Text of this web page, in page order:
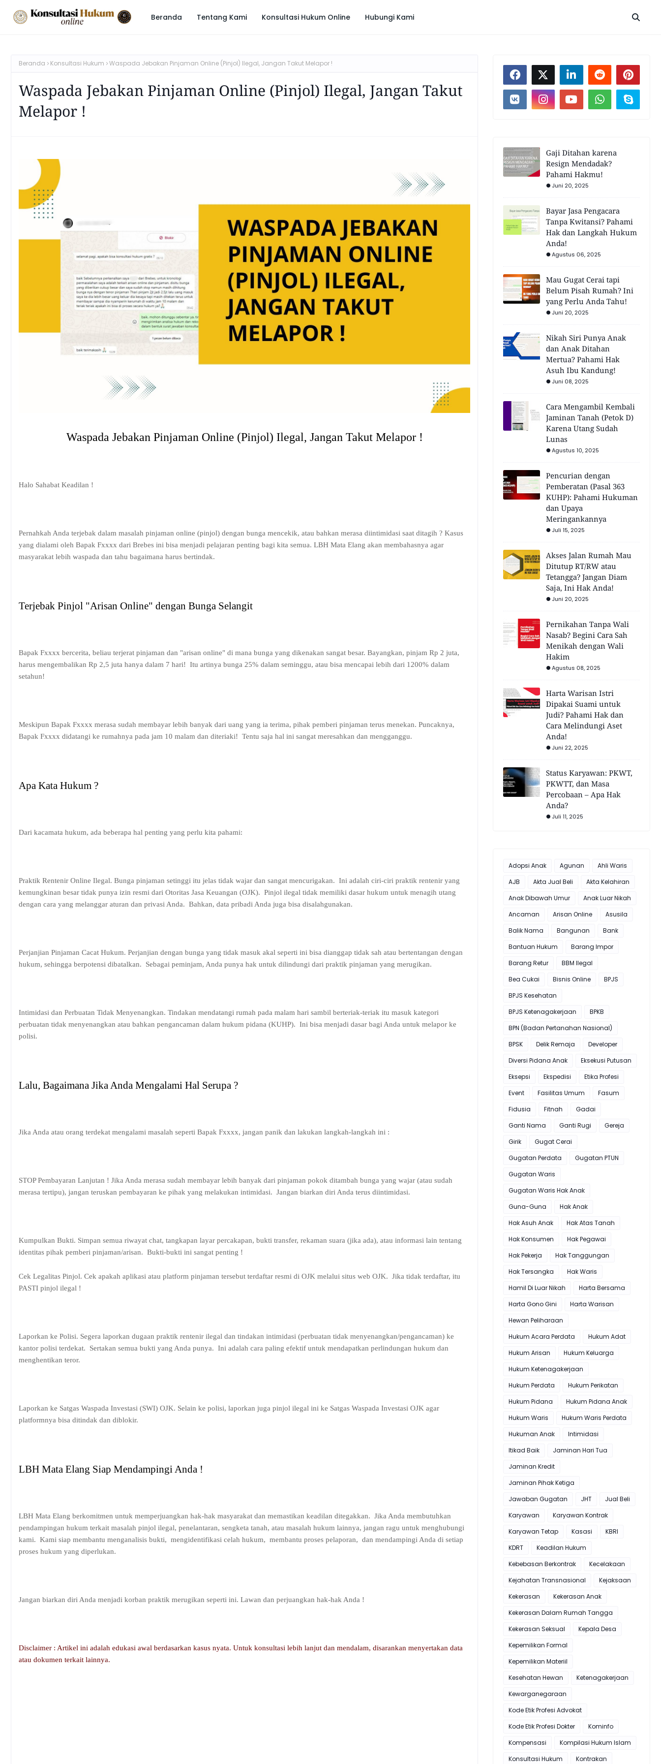
Beranda Tentang Kami Konsultasi Hukum Online Hubungi Kami
Beranda Konsultasi Hukum Waspada Jebakan Pinjaman Online (Pinjol) Ilegal, Jangan Takut Melapor !
Waspada Jebakan Pinjaman Online (Pinjol) Ilegal, Jangan Takut
Melapor !
Waspada Jebakan Pinjaman Online (Pinjol) Ilegal, Jangan Takut Melapor !
Halo Sahabat Keadilan !
Pernahkah Anda terjebak dalam masalah pinjaman online (pinjol) dengan bunga mencekik, atau bahkan merasa diintimidasi saat ditagih ? Kasus
yang dialami oleh Bapak Fxxxx dari Brebes ini bisa menjadi pelajaran penting bagi kita semua. LBH Mata Elang akan membahasnya agar
masyarakat lebih waspada dan tahu bagaimana harus bertindak.
Terjebak Pinjol "Arisan Online" dengan Bunga Selangit
Bapak Fxxxx bercerita, beliau terjerat pinjaman dan "arisan online" di mana bunga yang dikenakan sangat besar. Bayangkan, pinjam Rp 2 juta,
harus mengembalikan Rp 2,5 juta hanya dalam 7 hari! Itu artinya bunga 25% dalam seminggu, atau bisa mencapai lebih dari 1200% dalam
setahun!
Meskipun Bapak Fxxxx merasa sudah membayar lebih banyak dari uang yang ia terima, pihak pemberi pinjaman terus menekan. Puncaknya,
Bapak Fxxxx didatangi ke rumahnya pada jam 10 malam dan diteriaki! Tentu saja hal ini sangat meresahkan dan mengganggu.
Apa Kata Hukum ?
Dari kacamata hukum, ada beberapa hal penting yang perlu kita pahami:
Praktik Rentenir Online Ilegal. Bunga pinjaman setinggi itu jelas tidak wajar dan sangat mencurigakan. Ini adalah ciri-ciri praktik rentenir yang
kemungkinan besar tidak punya izin resmi dari Otoritas Jasa Keuangan (OJK). Pinjol ilegal tidak memiliki dasar hukum untuk menagih utang
dengan cara yang melanggar aturan dan privasi Anda. Bahkan, data pribadi Anda juga bisa disalahgunakan.
Perjanjian Pinjaman Cacat Hukum. Perjanjian dengan bunga yang tidak masuk akal seperti ini bisa dianggap tidak sah atau bertentangan dengan
hukum, sehingga berpotensi dibatalkan.
Sebagai peminjam, Anda punya hak untuk dilindungi dari praktik pinjaman yang merugikan.
Intimidasi dan Perbuatan Tidak Menyenangkan. Tindakan mendatangi rumah pada malam hari sambil berteriak-teriak itu masuk kategori
perbuatan tidak menyenangkan atau bahkan pengancaman dalam hukum pidana (KUHP). Ini bisa menjadi dasar bagi Anda untuk melapor ke
polisi.
Lalu, Bagaimana Jika Anda Mengalami Hal Serupa ?
Jika Anda atau orang terdekat mengalami masalah seperti Bapak Fxxxx, jangan panik dan lakukan langkah-langkah ini :
STOP Pembayaran Lanjutan ! Jika Anda merasa sudah membayar lebih banyak dari pinjaman pokok ditambah bunga yang wajar (atau sudah
merasa tertipu), jangan teruskan pembayaran ke pihak yang melakukan intimidasi. Jangan biarkan diri Anda terus diintimidasi.
Kumpulkan Bukti. Simpan semua riwayat chat, tangkapan layar percakapan, bukti transfer, rekaman suara (jika ada), atau informasi lain tentang
identitas pihak pemberi pinjaman/arisan. Bukti-bukti ini sangat penting !
Cek Legalitas Pinjol. Cek apakah aplikasi atau platform pinjaman tersebut terdaftar resmi di OJK melalui situs web OJK. Jika tidak terdaftar, itu
PASTI pinjol ilegal !
Laporkan ke Polisi. Segera laporkan dugaan praktik rentenir ilegal dan tindakan intimidasi (perbuatan tidak menyenangkan/pengancaman) ke
kantor polisi terdekat.
Sertakan semua bukti yang Anda punya. Ini adalah cara paling efektif untuk mendapatkan perlindungan hukum dan
menghentikan teror.
Laporkan ke Satgas Waspada Investasi (SWI) OJK. Selain ke polisi, laporkan juga pinjol ilegal ini ke Satgas Waspada Investasi OJK agar
platformnya bisa ditindak dan diblokir.
LBH Mata Elang Siap Mendampingi Anda !
LBH Mata Elang berkomitmen untuk memperjuangkan hak-hak masyarakat dan memastikan keadilan ditegakkan. Jika Anda membutuhkan
pendampingan hukum terkait masalah pinjol ilegal, penelantaran, sengketa tanah, atau masalah hukum lainnya, jangan ragu untuk menghubungi
kami. Kami siap membantu menganalisis bukti, mengidentifikasi celah hukum, membantu proses pelaporan, dan mendampingi Anda di setiap
proses hukum yang diperlukan.
Jangan biarkan diri Anda menjadi korban praktik merugikan seperti ini. Lawan dan perjuangkan hak-hak Anda !
Disclaimer : Artikel ini adalah edukasi awal berdasarkan kasus nyata. Untuk konsultasi lebih lanjut dan mendalam, disarankan menyertakan data
atau dokumen terkait lainnya.
Gaji Ditahan karena
Resign Mendadak?
Pahami Hakmu!
Juni 20, 2025
Bayar Jasa Pengacara
Tanpa Kwitansi? Pahami
Hak dan Langkah Hukum
Anda!
Agustus 06, 2025
Mau Gugat Cerai tapi
Belum Pisah Rumah? Ini
yang Perlu Anda Tahu!
Juni 20, 2025
Nikah Siri Punya Anak
dan Anak Ditahan
Mertua? Pahami Hak
Asuh Ibu Kandung!
Juni 08, 2025
Cara Mengambil Kembali
Jaminan Tanah (Petok D)
Karena Utang Sudah
Lunas
Agustus 10, 2025
Pencurian dengan
Pemberatan (Pasal 363
KUHP): Pahami Hukuman
dan Upaya
Meringankannya
Juli 15, 2025
Akses Jalan Rumah Mau
Ditutup RT/RW atau
Tetangga? Jangan Diam
Saja, Ini Hak Anda!
Juni 20, 2025
Pernikahan Tanpa Wali
Nasab? Begini Cara Sah
Menikah dengan Wali
Hakim
Agustus 08, 2025
Harta Warisan Istri
Dipakai Suami untuk
Judi? Pahami Hak dan
Cara Melindungi Aset
Anda!
Juni 22, 2025
Status Karyawan: PKWT,
PKWTT, dan Masa
Percobaan – Apa Hak
Anda?
Juli 11, 2025
Adopsi Anak Agunan
Ahli Waris
AJB
Akta Jual Beli
Akta Kelahiran
Anak Dibawah Umur
Anak Luar Nikah
Ancaman
Arisan Online
Asusila
Balik Nama
Bangunan
Bank
Bantuan Hukum
Barang Impor
Barang Retur
BBM Ilegal
Bea Cukai
Bisnis Online
BPJS
BPJS Kesehatan
BPJS Ketenagakerjaan
BPKB
BPN (Badan Pertanahan Nasional)
BPSK
Delik Remaja
Developer
Diversi Pidana Anak
Eksekusi Putusan
Eksepsi
Ekspedisi
Etika Profesi
Event
Fasilitas Umum
Fasum
Fidusia
Fitnah
Gadai
Ganti Nama
Ganti Rugi
Gereja
Girik
Gugat Cerai
Gugatan Perdata
Gugatan PTUN
Gugatan Waris
Gugatan Waris Hak Anak
Guna-Guna
Hak Anak
Hak Asuh Anak
Hak Atas Tanah
Hak Konsumen
Hak Pegawai
Hak Pekerja
Hak Tanggungan
Hak Tersangka
Hak Waris
Hamil Di Luar Nikah
Harta Bersama
Harta Gono Gini
Harta Warisan
Hewan Peliharaan
Hukum Acara Perdata
Hukum Adat
Hukum Arisan
Hukum Keluarga
Hukum Ketenagakerjaan
Hukum Perdata
Hukum Perikatan
Hukum Pidana
Hukum Pidana Anak
Hukum Waris
Hukum Waris Perdata
Hukuman Anak
Intimidasi
Itikad Baik
Jaminan Hari Tua
Jaminan Kredit
Jaminan Pihak Ketiga
Jawaban Gugatan
JHT
Jual Beli
Karyawan
Karyawan Kontrak
Karyawan Tetap
Kasasi
KBRI
KDRT
Keadilan Hukum
Kebebasan Berkontrak
Kecelakaan
Kejahatan Transnasional
Kejaksaan
Kekerasan
Kekerasan Anak
Kekerasan Dalam Rumah Tangga
Kekerasan Seksual
Kepala Desa
Kepemilikan Formal
Kepemilikan Materiil
Kesehatan Hewan
Ketenagakerjaan
Kewarganegaraan
Kode Etik Profesi Advokat
Kode Etik Profesi Dokter
Kominfo
Kompensasi
Kompilasi Hukum Islam
Konsultasi Hukum
Kontrakan